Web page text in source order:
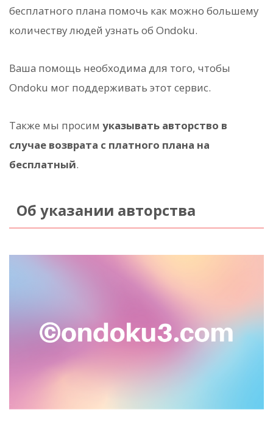
бесплатного плана помочь как можно большему
количеству людей узнать об Ondoku.
Ваша помощь необходима для того, чтобы
Ondoku мог поддерживать этот сервис.
Также мы просим указывать авторство в
случае возврата с платного плана на
бесплатный.
Об указании авторства